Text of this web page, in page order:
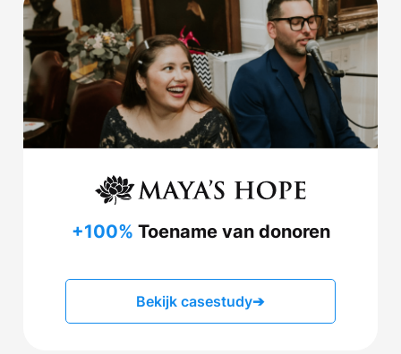
+100% Toename van donoren
Bekijk casestudy➔